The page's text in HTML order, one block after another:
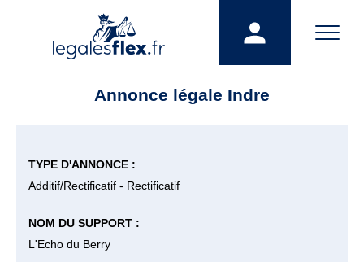
Annonce légale Indre
TYPE D'ANNONCE :
Additif/Rectificatif - Rectificatif
NOM DU SUPPORT :
L'Echo du Berry